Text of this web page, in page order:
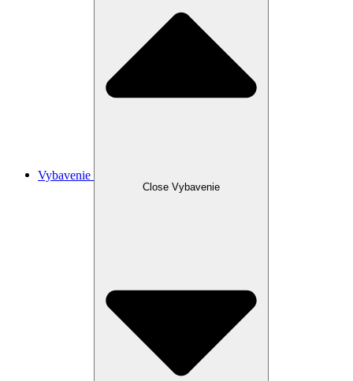
Vybavenie
Close Vybavenie